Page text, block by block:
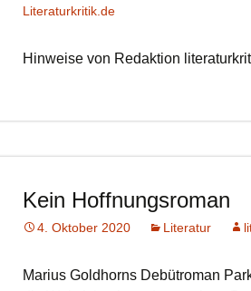
Literaturkritik.de
Hinweise von Redaktion
Kein Hoffnungsroman
4. Oktober 2020 Literatur
Marius Goldhorns Debütroman